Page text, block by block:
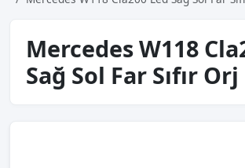
Mercedes W118
Sağ Sol Far Sıfır